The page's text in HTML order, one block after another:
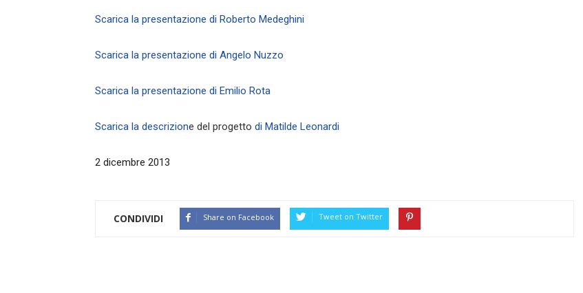
Scarica la presentazione di Roberto Medeghini
Scarica la presentazione di Angelo Nuzzo
Scarica la presentazione di Emilio Rota
Scarica la descrizione del progetto di Matilde Leonardi
2 dicembre 2013
CONDIVIDI Share on Facebook Tweet on Twitter